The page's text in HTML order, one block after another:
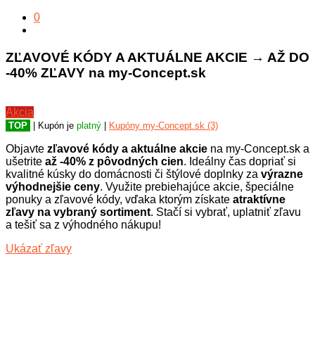
0
ZĽAVOVÉ KÓDY A AKTUÁLNE AKCIE → AŽ DO
-40% ZĽAVY na my-Concept.sk
Akcia
TOP | Kupón je platný Kupóny my-Concept.sk (3)
Objavte zľavové kódy a aktuálne akcie na my-Concept.sk a
ušetrite až -40% z pôvodných cien. Ideálny čas dopriať si
kvalitné kúsky do domácnosti či štýlové doplnky za výrazne
výhodnejšie ceny. Využite prebiehajúce akcie, špeciálne
ponuky a zľavové kódy, vďaka ktorým získate atraktívne
zľavy na vybraný sortiment. Stačí si vybrať, uplatniť zľavu
a tešiť sa z výhodného nákupu!
Ukázať zľavy